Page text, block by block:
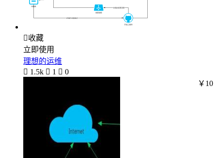
收藏
立即使用
理想的运维
 1.5k  1  0
￥10